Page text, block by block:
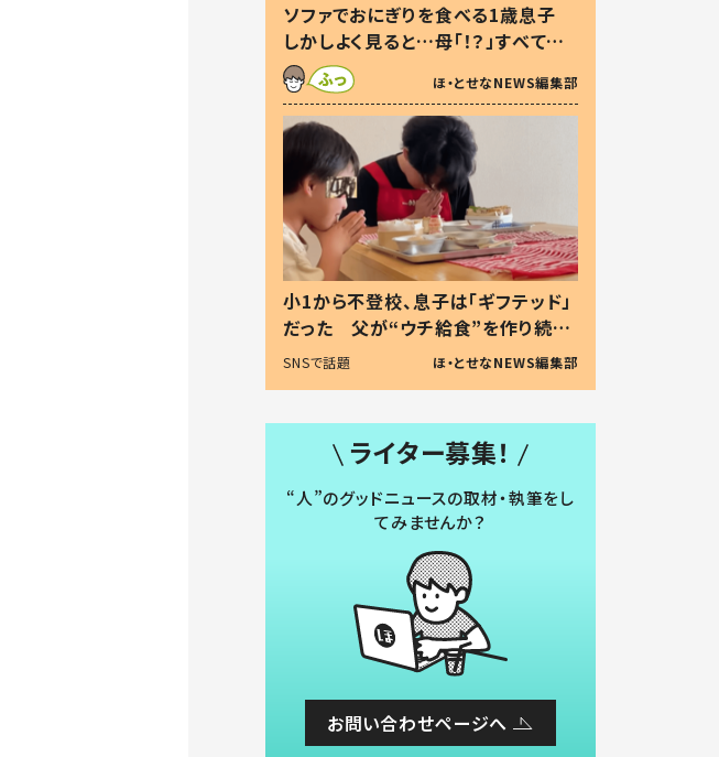
ソファでおにぎりを食べる1歳息子
しかしよく見ると…母「！？」すべてを
察した母の投稿に「可愛いから許
す！」「現行犯〜」
ほ・とせなNEWS編集部
小1から不登校、息子は「ギフテッド」
だった 父が“ウチ給食”を作り続け
る理由とは #令和の親 #令和の子
SNSで話題 ほ・とせなNEWS編集部
ライター募集！
“人”のグッドニュースの取材・執筆をし
てみませんか？
お問い合わせページへ